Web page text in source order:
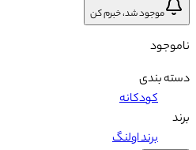
موجود شد، خبرم کن
ناموجود
دسته بندی
کودکانه
برند
برند اولنگ